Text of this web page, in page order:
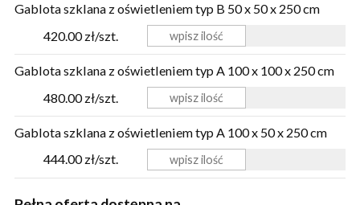
Gablota szklana z oświetleniem typ B 50 x 50 x 250 cm
420.00 zł/szt.
Gablota szklana z oświetleniem typ A 100 x 100 x 250 cm
480.00 zł/szt.
Gablota szklana z oświetleniem typ A 100 x 50 x 250 cm
444.00 zł/szt.